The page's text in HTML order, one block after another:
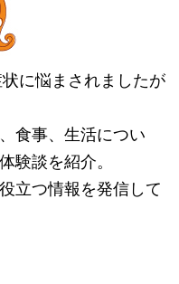
に悩まされましたが
食事、生活につい
験談を紹介。
立つ情報を発信して